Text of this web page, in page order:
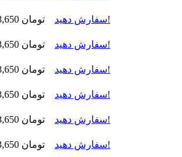
673,650 تومان سفارش دهید!
673,650 تومان سفارش دهید!
673,650 تومان سفارش دهید!
673,650 تومان سفارش دهید!
673,650 تومان سفارش دهید!
673,650 تومان سفارش دهید!